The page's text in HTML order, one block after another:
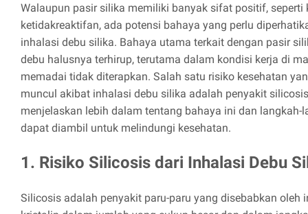
Walaupun pasir silika memiliki banyak sifat positif, seperti
ketidakreaktifan, ada potensi bahaya yang perlu
inhalasi debu silika. Bahaya utama terkait dengan pasir
debu halusnya terhirup, terutama dalam kondisi kerja di
memadai tidak diterapkan. Salah satu risiko kesehatan
muncul akibat inhalasi debu silika adalah penyakit
menjelaskan lebih dalam tentang bahaya ini dan langkah-
dapat diambil untuk melindungi kesehatan.
1. Risiko Silicosis dari Inhalasi Debu
Silicosis adalah penyakit paru-paru yang disebabkan oleh